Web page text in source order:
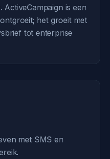
ActiveCampaign is een
het groeit met
tot enterprise
met SMS en